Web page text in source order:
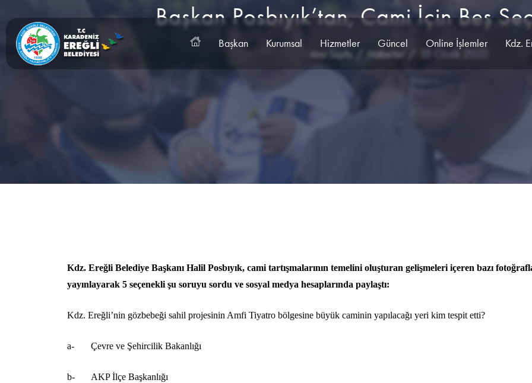
Başkan Kurumsal Hizmetler Güncel Online İşlemler Kdz.
Başkan Posbıyık’tan, Cami İçin Beş
Ana Sayfa Haberler 13 Ocak 2022
Kdz. Ereğli Belediye Başkanı Halil Posbıyık, cami tartışmalarının temelini oluşturan gelişmeleri içeren bazı
yayınlayarak 5 seçenekli şu soruyu sordu ve sosyal medya hesaplarında paylaştı:
Kdz. Ereğli’nin gözbebeği sahil projesinin Amfi Tiyatro bölgesine büyük caminin yapılacağı yeri kim tespit etti?
a- Çevre ve Şehircilik Bakanlığı
b- AKP İlçe Başkanlığı